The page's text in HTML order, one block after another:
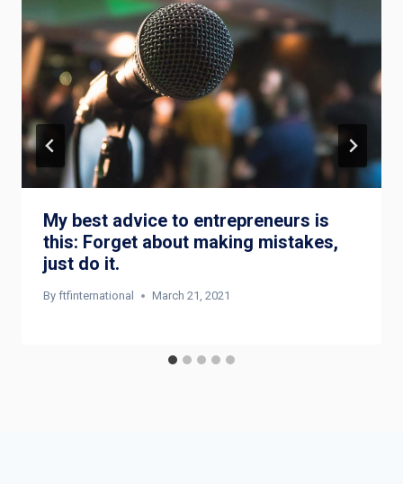
My best advice to entrepreneurs is
this: Forget about making mistakes,
just do it.
By ftfinternational March 21, 2021